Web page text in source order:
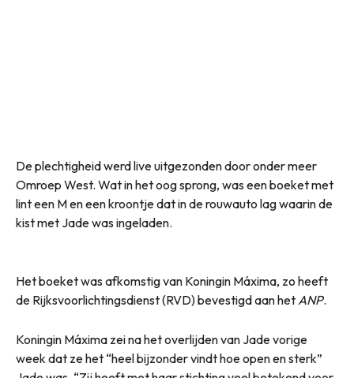
De plechtigheid werd live uitgezonden door onder meer
Omroep West. Wat in het oog sprong, was een boeket met
lint een M en een kroontje dat in de rouwauto lag waarin de
kist met Jade was ingeladen.
Het boeket was afkomstig van Koningin Máxima, zo heeft
de Rijksvoorlichtingsdienst (RVD) bevestigd aan hetANP.
Koningin Máxima zei na het overlijden van Jade vorige
week dat ze het “heel bijzonder vindt hoe open en sterk”